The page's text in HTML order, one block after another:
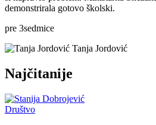
demonstrirala gotovo školski.
pre 3sedmice
Tanja Jordović
Najčitanije
Društvo